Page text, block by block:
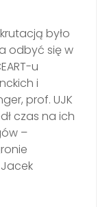
było
odbyć się w
u
i
prof. UJK
czas na ich
–